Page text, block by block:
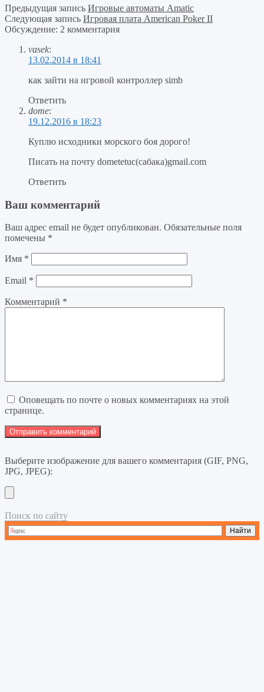
Предыдущая запись Игровые автоматы Amatic
Следующая запись Игровая плата American Poker II
Обсуждение: 2 комментария
vasek:
13.02.2014 в 18:41
как зайти на игровой контроллер simb
Ответить
dome:
19.12.2016 в 18:23
Куплю исходники морского боя дорого!
Писать на почту dometetuc(сабака)gmail.com
Ответить
Ваш комментарий
Ваш адрес email не будет опубликован. Обязательные поля
помечены *
Имя *
Email *
Комментарий *
Оповещать по почте о новых комментариях на этой
странице.
Выберите изображение для вашего комментария (GIF, PNG,
JPG, JPEG):
Поиск по сайту